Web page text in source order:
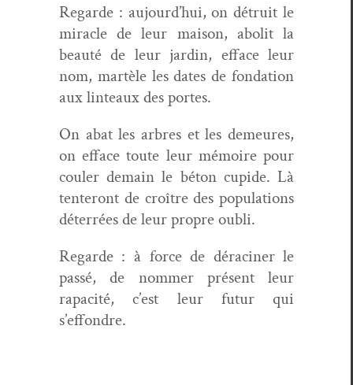
Regarde : aujourd’hui, on détru­it le
mir­a­cle de leur mai­son, abolit la
beauté de leur jardin, efface leur
nom, martèle les dates de fon­da­tion
aux lin­teaux des portes.
On abat les arbres et les demeures,
on efface toute leur mémoire pour
couler demain le béton cupi­de. Là
ten­teront de croître des pop­u­la­tions
déter­rées de leur pro­pre oubli.
Regarde : à force de déracin­er le
passé, de nom­mer présent leur
rapac­ité, c’est leur futur qui
s’effondre.